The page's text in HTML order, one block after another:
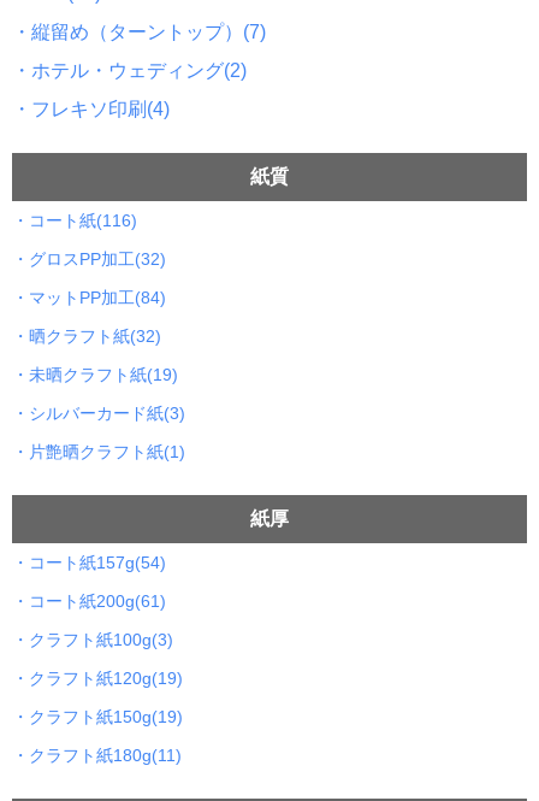
・縦留め（ターントップ）(7)
・ホテル・ウェディング(2)
・フレキソ印刷(4)
紙質
・コート紙(116)
・グロスPP加工(32)
・マットPP加工(84)
・晒クラフト紙(32)
・未晒クラフト紙(19)
・シルバーカード紙(3)
・片艶晒クラフト紙(1)
紙厚
・コート紙157g(54)
・コート紙200g(61)
・クラフト紙100g(3)
・クラフト紙120g(19)
・クラフト紙150g(19)
・クラフト紙180g(11)